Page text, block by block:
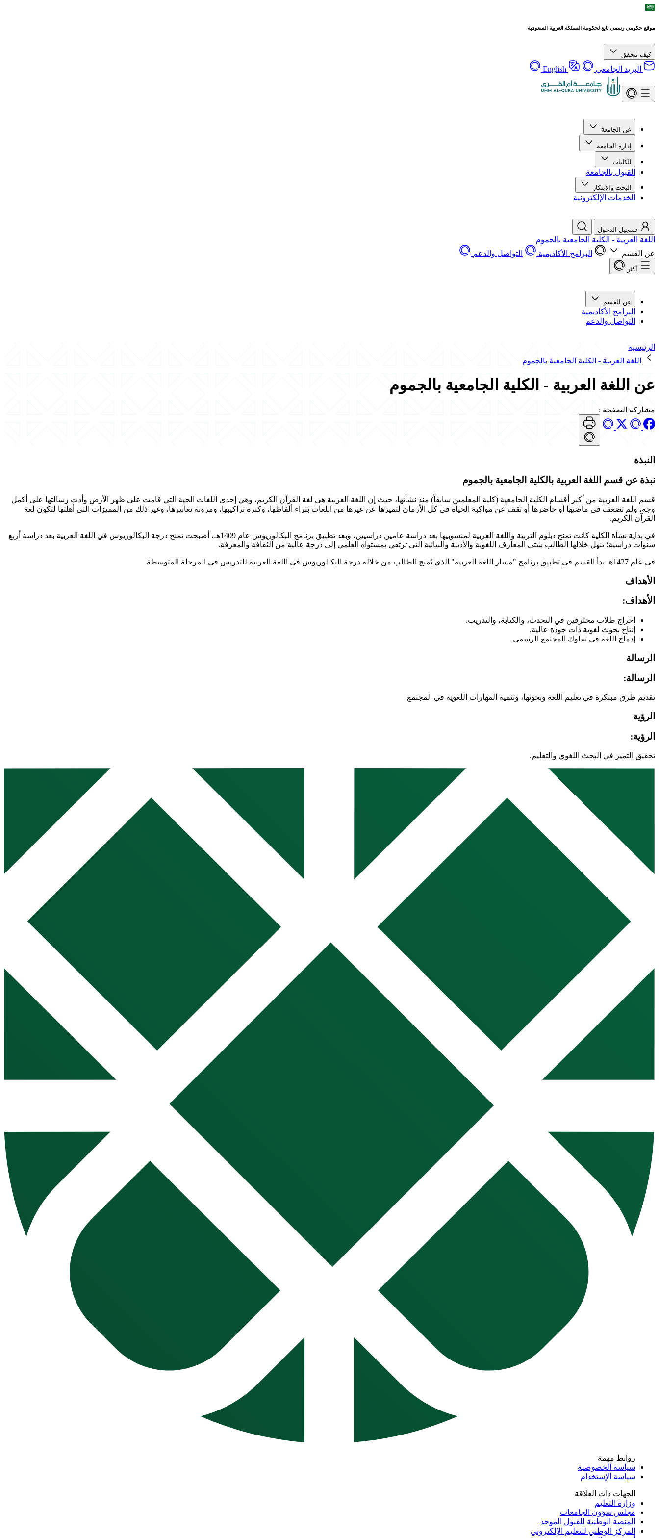
موقع حكومي رسمي تابع لحكومة المملكة العربية السعودية
كيف تتحقق
البريد الجامعي English
عن الجامعة
إدارة الجامعة
الكليات
القبول بالجامعة
البحث والابتكار
الخدمات الإلكترونية
تسجيل الدخول
اللغة العربية - الكلية الجامعية بالجموم
عن القسم
البرامج الأكاديمية التواصل والدعم
أكثر
عن القسم
البرامج الأكاديمية
التواصل والدعم
الرئيسية
اللغة العربية - الكلية الجامعية بالجموم
عن اللغة العربية - الكلية الجامعية بالجموم
مشاركة الصفحة :
النبذة
نبذة عن قسم اللغة العربية بالكلية الجامعية بالجموم
قسم اللغة العربية من أكبر أقسام الكلية الجامعية (كلية المعلمين سابقاً) منذ نشأتها، حيث إن اللغة العربية هي لغة القرآن الكريم، وهي إحدى اللغات الحية التي قامت على ظهر الأرض وأدت رسالتها على أكمل
وجه، ولم تضعف في ماضيها أو حاضرها أو تقف عن مواكبة الحياة في كل الأزمان لتميزها عن غيرها من اللغات بثراء ألفاظها، وكثرة تراكيبها، ومرونة تعابيرها، وغير ذلك من المميزات التي أهلتها لتكون لغة
القرآن الكريم.
في بداية نشأة الكلية كانت تمنح دبلوم التربية واللغة العربية لمنسوبيها بعد دراسة عامين دراسيين، وبعد تطبيق برنامج البكالوريوس عام 1409هـ، أصبحت تمنح درجة البكالوريوس في اللغة العربية بعد دراسة أربع
سنوات دراسية؛ ينهل خلالها الطالب شتى المعارف اللغوية والأدبية والبيانية التي ترتقي بمستواه العلمي إلى درجة عالية من الثقافة والمعرفة.
في عام 1427هـ بدأ القسم في تطبيق برنامج "مسار اللغة العربية" الذي يُمنح الطالب من خلاله درجة البكالوريوس في اللغة العربية للتدريس في المرحلة المتوسطة.
الأهداف
الأهداف:
إخراج طلاب محترفين في التحدث، والكتابة، والتدريب.
إنتاج بحوث لغوية ذات جودة عالية.
إدماج اللغة في سلوك المجتمع الرسمي.
الرسالة
الرسالة:
تقديم طرق مبتكرة في تعليم اللغة وبحوثها، وتنمية المهارات اللغوية في المجتمع.
الرؤية
الرؤية:
تحقيق التميز في البحث اللغوي والتعليم.
روابط مهمة
سياسة الخصوصية
سياسة الإستخدام
الجهات ذات العلاقة
وزارة التعليم
مجلس شؤون الجامعات
المنصة الوطنية للقبول الموحد
المركز الوطني للتعليم الإلكتروني